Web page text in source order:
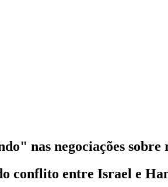
nas negociações sobre
conflito entre Israel e